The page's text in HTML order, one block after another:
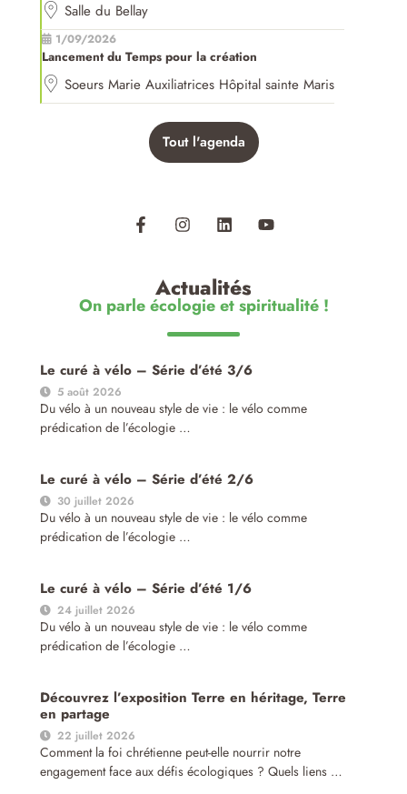
Salle du Bellay
1/09/2026
Lancement du Temps pour la création
Soeurs Marie Auxiliatrices Hôpital sainte Maris
Tout l'agenda
Actualités
On parle écologie et spiritualité !
Le curé à vélo – Série d’été 3/6
5 août 2026
Du vélo à un nouveau style de vie : le vélo comme
prédication de l’écologie …
Le curé à vélo – Série d’été 2/6
30 juillet 2026
Du vélo à un nouveau style de vie : le vélo comme
prédication de l’écologie …
Le curé à vélo – Série d’été 1/6
24 juillet 2026
Du vélo à un nouveau style de vie : le vélo comme
prédication de l’écologie …
Découvrez l’exposition Terre en héritage, Terre
en partage
22 juillet 2026
Comment la foi chrétienne peut-elle nourrir notre
engagement face aux défis écologiques ? Quels liens …